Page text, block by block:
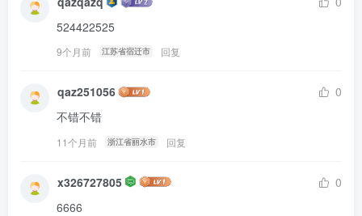
524422525
9个月前 江苏省宿迁市 回复
qaz251056
0
不错不错
11个月前 浙江省丽水市 回复
x326727805
0
6666